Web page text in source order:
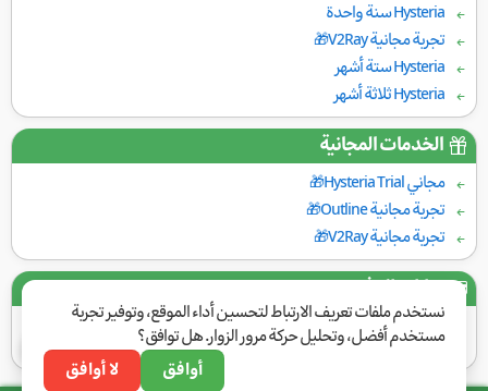
نستخدم ملفات تعريف الارتباط لتحسين أداء الموقع، وتوفير تجربة
مستخدم أفضل، وتحليل حركة مرور الزوار. هل توافق؟
أوافق
لا أوافق
Hysteria سنة واحدة
تجربة مجانية V2Ray🎁
Hysteria ستة أشهر
Hysteria ثلاثة أشهر
الخدمات المجانية
مجاني Hysteria Trial🎁
تجربة مجانية Outline🎁
تجربة مجانية V2Ray🎁
بوابات الدفع